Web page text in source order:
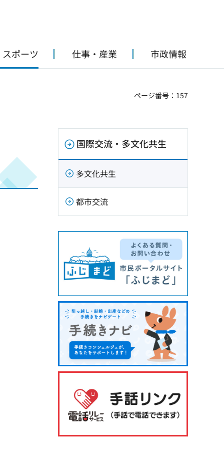
ポーツ 仕事・産業 市政情報
ページ番号：157
国際交流・多文化共生
多文化共生
都市交流